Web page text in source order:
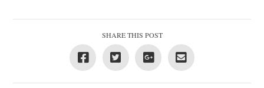
SHARE THIS POST